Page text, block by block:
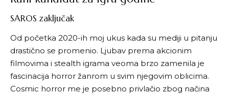
SAROS zaključak
Od početka 2020-ih moj ukus kada su mediji u pitanju
drastično se promenio. Ljubav prema akcionim
filmovima i stealth igrama veoma brzo zamenila je
fascinacija horror žanrom u svim njegovim oblicima.
Cosmic horror me je posebno privlačio zbog načina